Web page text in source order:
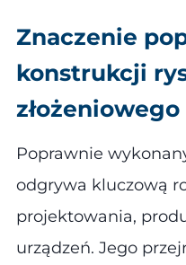
Znaczenie
konstrukcji
złożeniowego
Poprawnie
odgrywa kluczową
projektowania,
urządzeń. Jego